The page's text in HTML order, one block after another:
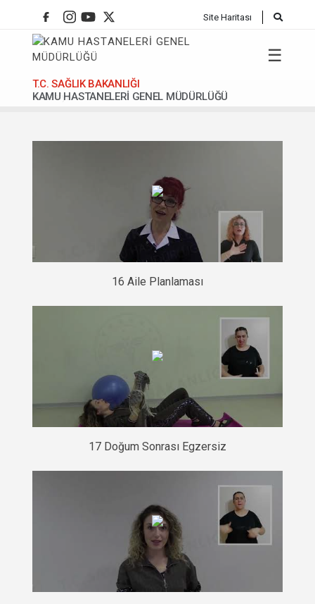
Site Haritası
T.C. SAĞLIK BAKANLIĞI
KAMU HASTANELERİ GENEL MÜDÜRLÜĞÜ
☰
Anasafya
16 Aile Planlaması
17 Doğum Sonrası Egzersiz